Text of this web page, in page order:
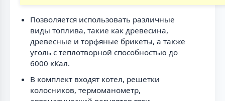
Позволяется использовать различные
виды топлива, такие как древесина,
древесные и торфяные брикеты, а также
уголь с теплотворной способностью до
6000 кКал.
В комплект входят котел, решетки
колосников, термоманометр,